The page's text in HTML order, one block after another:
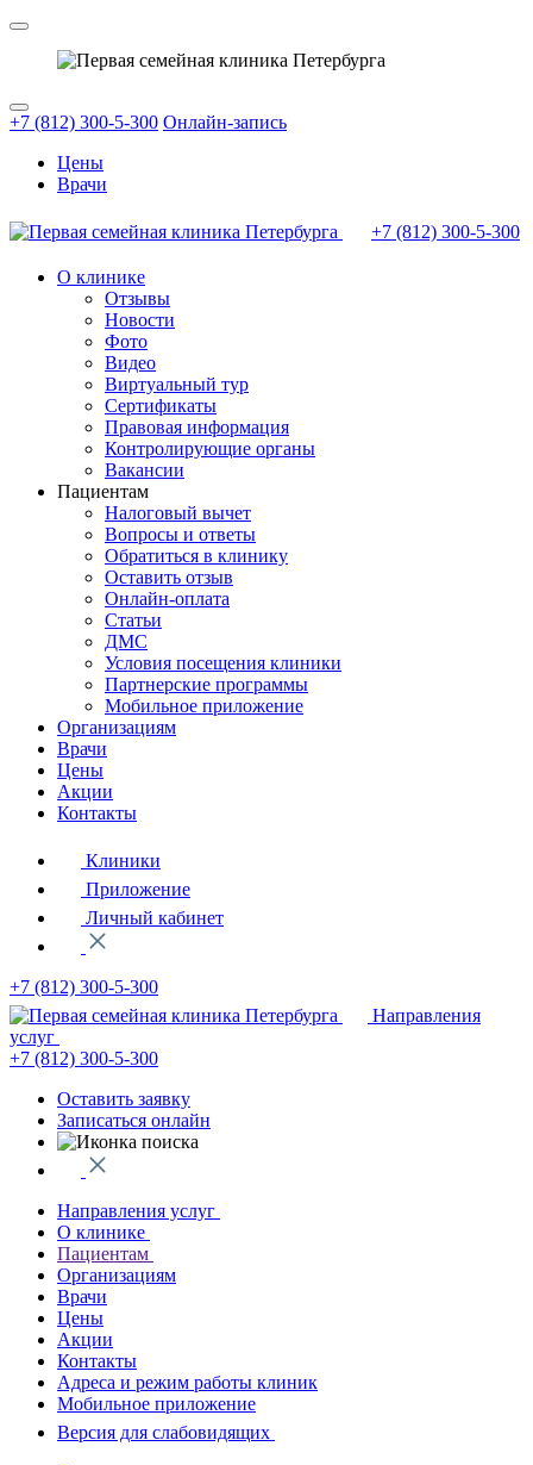
+7 (812) 300-5-300 Онлайн-запись
Цены
Врачи
+7 (812) 300-5-300
О клинике
Отзывы
Новости
Фото
Видео
Виртуальный тур
Сертификаты
Правовая информация
Контролирующие органы
Вакансии
Пациентам
Налоговый вычет
Вопросы и ответы
Обратиться в клинику
Оставить отзыв
Онлайн-оплата
Статьи
ДМС
Условия посещения клиники
Партнерские программы
Мобильное приложение
Организациям
Врачи
Цены
Акции
Контакты
Клиники
Приложение
Личный кабинет
+7 (812) 300-5-300
Направления
услуг
+7 (812) 300-5-300
Оставить заявку
Записаться онлайн
Направления услуг
О клинике
Пациентам
Организациям
Врачи
Цены
Акции
Контакты
Адреса и режим работы клиник
Мобильное приложение
Версия для слабовидящих